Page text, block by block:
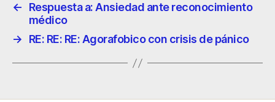
←
Respuesta a: Ansiedad ante reconocimiento
médico
→
RE: RE: RE: Agorafobico con crisis de pánico